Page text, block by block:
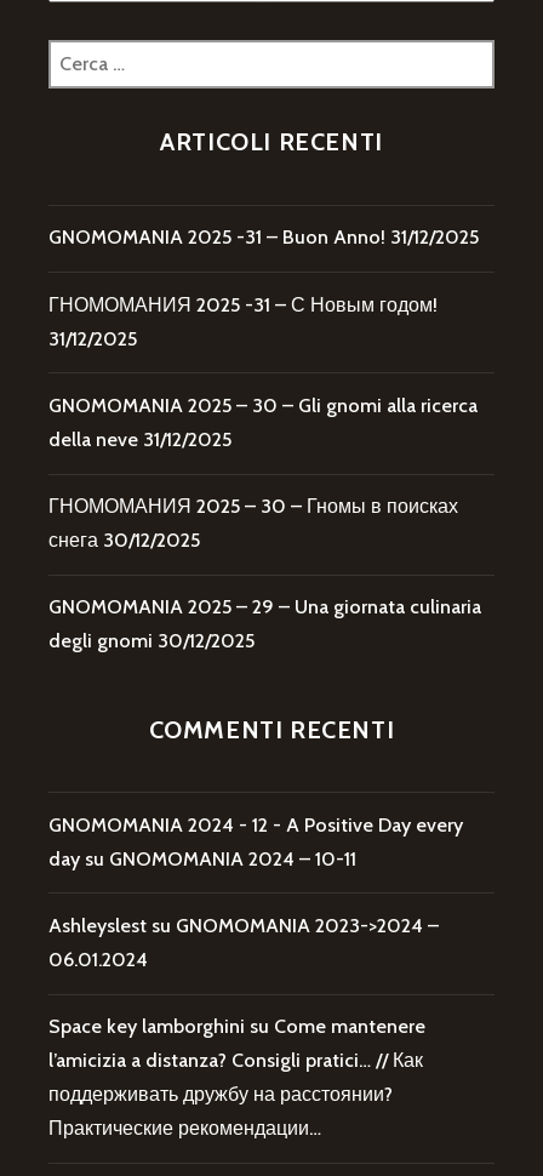
Ricerca
per:
ARTICOLI RECENTI
GNOMOMANIA 2025 -31 – Buon Anno! 31/12/2025
ГНОМОМАНИЯ 2025 -31 – С Новым годом!
31/12/2025
GNOMOMANIA 2025 – 30 – Gli gnomi alla ricerca
della neve 31/12/2025
ГНОМОМАНИЯ 2025 – 30 – Гномы в поисках
снега 30/12/2025
GNOMOMANIA 2025 – 29 – Una giornata culinaria
degli gnomi 30/12/2025
COMMENTI RECENTI
GNOMOMANIA 2024 - 12 - A Positive Day every
day su GNOMOMANIA 2024 – 10-11
Ashleyslest su GNOMOMANIA 2023->2024 –
06.01.2024
Space key lamborghini su Come mantenere
l’amicizia a distanza? Consigli pratici… // Как
поддерживать дружбу на расстоянии?
Практические рекомендации…